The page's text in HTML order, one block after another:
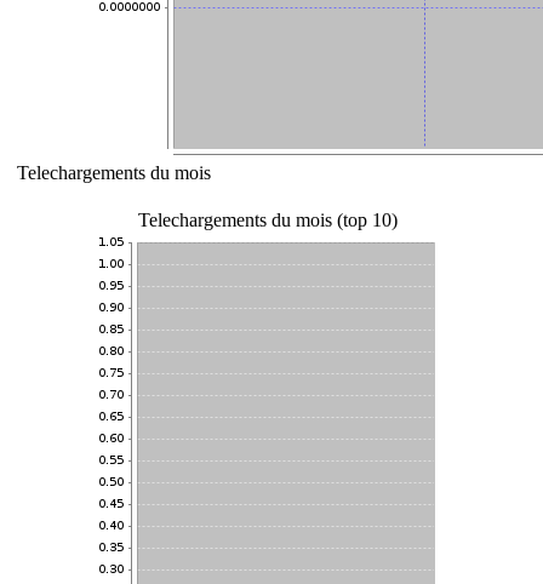
Telechargements du mois
Telechargements du mois (top 10)